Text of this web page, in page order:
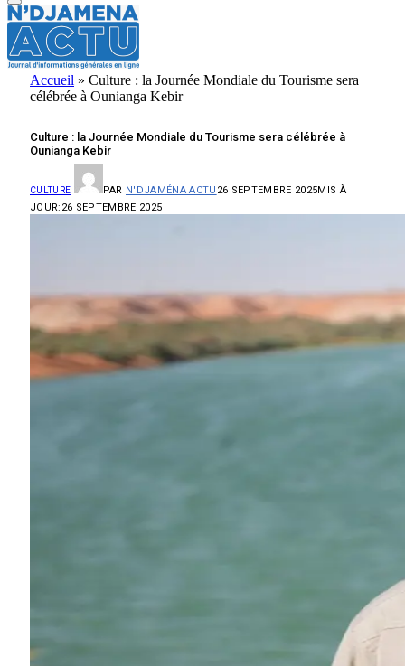
Accueil » Culture : la Journée Mondiale du Tourisme sera
célébrée à Ounianga Kebir
Culture : la Journée Mondiale du Tourisme sera célébrée à
Ounianga Kebir
CULTURE PAR N'DJAMÉNA ACTU 26 SEPTEMBRE 2025MIS À
JOUR: 26 SEPTEMBRE 2025